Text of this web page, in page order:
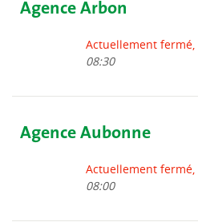
Agence Arbon
Actuellement fermé,
08:30
Agence Aubonne
Actuellement fermé,
08:00